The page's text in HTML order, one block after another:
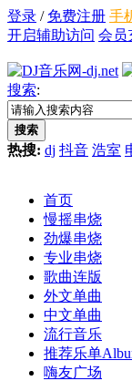
登录 / 免费注册 手
开启辅助访问 会员
搜索:
搜索
热搜: dj 抖音 浩室
首页
慢摇串烧
劲爆串烧
专业串烧
歌曲连版
外文单曲
中文单曲
流行音乐
推荐乐单
嗨友广场